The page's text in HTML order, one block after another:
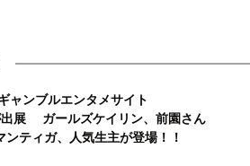
ャンブルエンタメサイト
展 ガールズケイリン、前園さん
ティガ、人気生主が登場！！